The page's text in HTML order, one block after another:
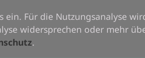
ein. Für die Nutzungsanalyse
widersprechen oder mehr
.